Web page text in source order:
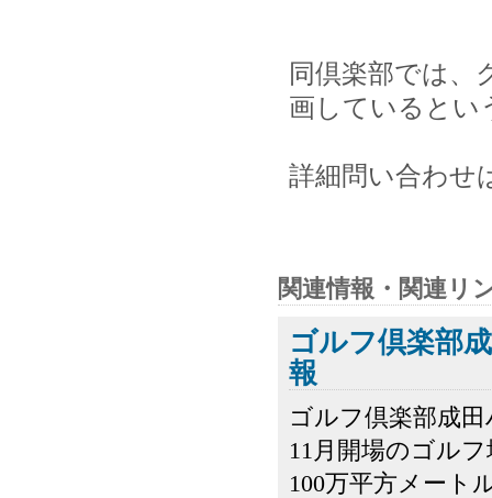
同倶楽部では、
画しているとい
詳細問い合わせ
関連情報・関連リ
ゴルフ倶楽部
報
ゴルフ倶楽部成
11月開場のゴル
100万平方メート